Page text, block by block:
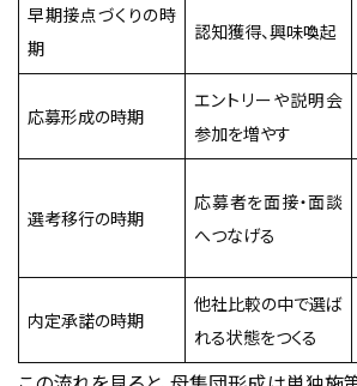
早期接点づくりの時
期
認知獲得、興味喚起
応募形成の時期
エントリーや説明会
参加を増やす
選考移行の時期
応募者を面接・面談
へつなげる
内定承諾の時期
他社比較の中で選ば
れる状態をつくる